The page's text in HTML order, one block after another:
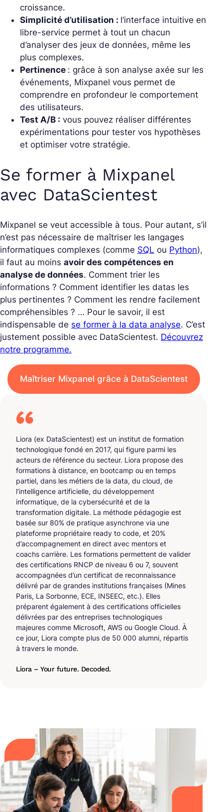
croissance.
Simplicité d’utilisation : l’interface intuitive en
libre-service permet à tout un chacun
d’analyser des jeux de données, même les
plus complexes.
Pertinence : grâce à son analyse axée sur les
événements, Mixpanel vous permet de
comprendre en profondeur le comportement
des utilisateurs.
Test A/B : vous pouvez réaliser différentes
expérimentations pour tester vos hypothèses
et optimiser votre stratégie.
Se former à Mixpanel
avec DataScientest
Mixpanel se veut accessible à tous. Pour autant, s’il
n’est pas nécessaire de maîtriser les langages
informatiques complexes (comme SQL ou Python),
il faut au moins avoir des compétences en
analyse de données. Comment trier les
informations ? Comment identifier les datas les
plus pertinentes ? Comment les rendre facilement
compréhensibles ? … Pour le savoir, il est
indispensable de se former à la data analyse. C’est
justement possible avec DataScientest. Découvrez
notre programme.
Maîtriser Mixpanel grâce à DataScientest
Liora (ex DataScientest) est un institut de formation
technologique fondé en 2017, qui figure parmi les
acteurs de référence du secteur. Liora propose des
formations à distance, en bootcamp ou en temps
partiel, dans les métiers de la data, du cloud, de
l’intelligence artificielle, du développement
informatique, de la cybersécurité et de la
transformation digitale. La méthode pédagogie est
basée sur 80% de pratique asynchrone via une
plateforme propriétaire ready to code, et 20%
d’accompagnement en direct avec mentors et
coachs carrière. Les formations permettent de valider
des certifications RNCP de niveau 6 ou 7, souvent
accompagnées d’un certificat de reconnaissance
délivré par de grandes institutions françaises (Mines
Paris, La Sorbonne, ECE, INSEEC, etc.). Elles
préparent également à des certifications officielles
délivrées par des entreprises technologiques
majeures comme Microsoft, AWS ou Google Cloud. À
ce jour, Liora compte plus de 50 000 alumni, répartis
à travers le monde.
Liora – Your future. Decoded.